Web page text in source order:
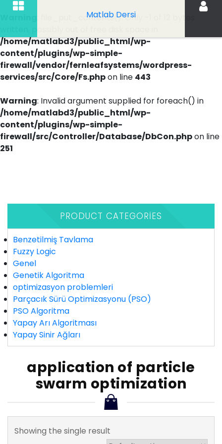
: file_put_contents(): Only -1 of 12 bytes
/home/matlabd3/public_html/wp-
content/plugins/wp-simple-
firewall/vendor/fernleafsystems/wordpress-
services/src/Core/Fs.phpon line 443
Warning: Invalid argument supplied for foreach() in
/home/matlabd3/public_html/wp-
content/plugins/wp-simple-
firewall/src/Controller/Database/DbCon.phpon line
251
Matlab Dersi
PRODUCT CATEGORIES
Benzetilmiş Tavlama
Fuzzy Logic
Genel
Genetik Algoritma
optimizasyon problemleri
Parçacık Sürü Optimizasyonu (PSO)
PSO Algoritma
Yapay Arı Algoritması
Yapay Sinir Ağları
application of particle
swarm optimization
Showing the single result